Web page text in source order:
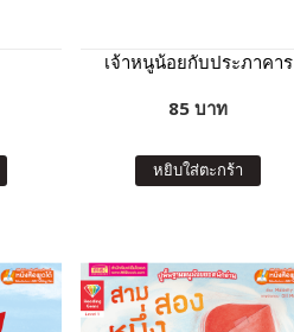
เจ้าหนูน้อยกับประภาคาร
85 บาท
หยิบใส่ตะกร้า